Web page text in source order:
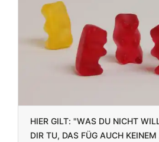
Hier gilt: "Was du nicht
dir tu, das füg auch keinem